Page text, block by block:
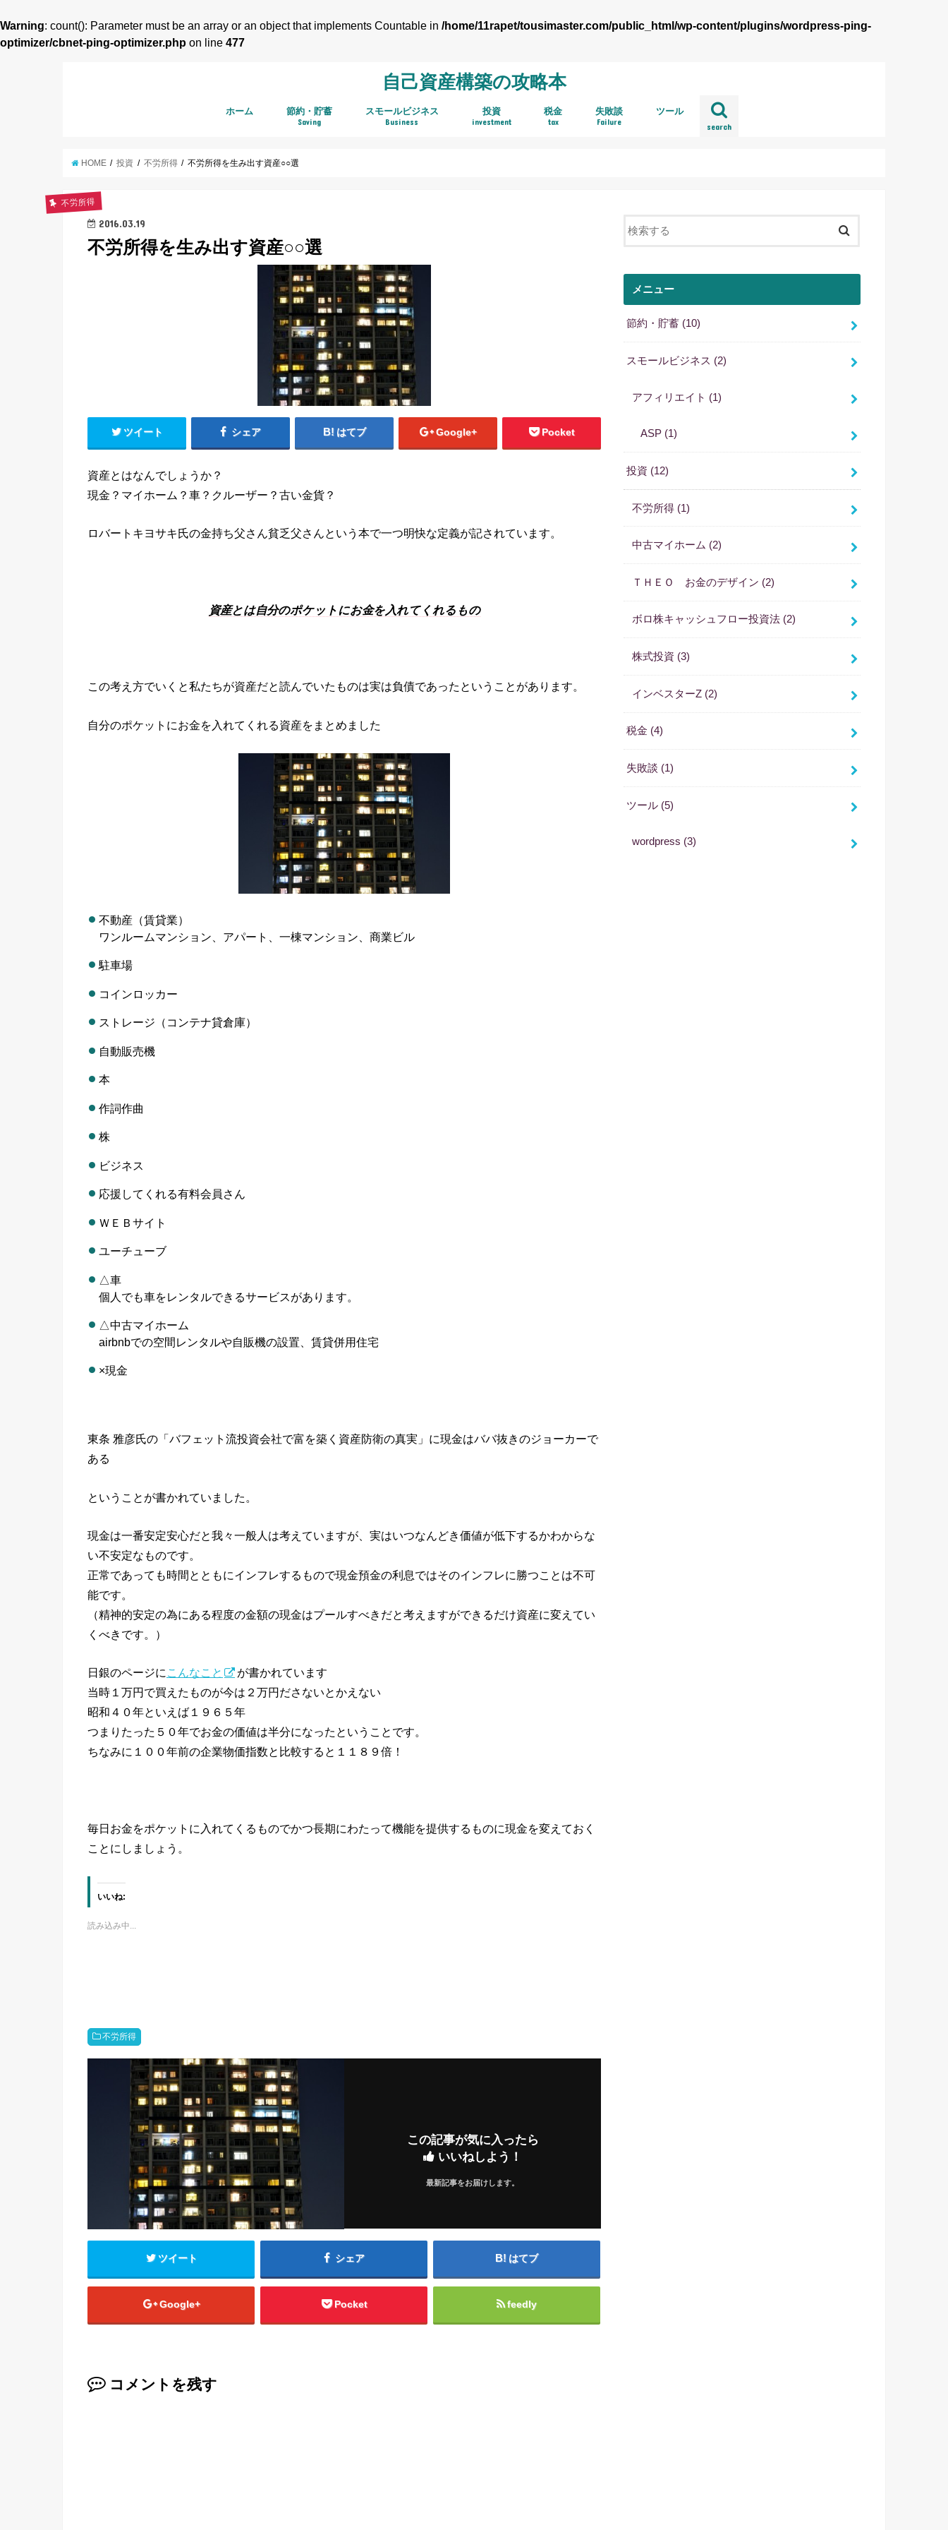
Warning: count(): Parameter must be an array or an object that implements Countable in /home/11rapet/tousimaster.com/public_html/wp-content/plugins/wordpress-ping-
optimizer/cbnet-ping-optimizer.php on line 477
自己資産構築の攻略本
search
ホーム 節約・貯蓄
Saving
スモールビジネス
Business
投資
investment
税金
tax
失敗談
Failure
ツール
HOME 投資 不労所得 不労所得を生み出す資産○○選
不労所得
2016.03.19
不労所得を生み出す資産○○選
ツイート シェア はてブ Google+ Pocket
資産とはなんでしょうか？
現金？マイホーム？車？クルーザー？古い金貨？
ロバートキヨサキ氏の金持ち父さん貧乏父さんという本で一つ明快な定義が記されています。
資産とは自分のポケットにお金を入れてくれるもの
この考え方でいくと私たちが資産だと読んでいたものは実は負債であったということがあります。
自分のポケットにお金を入れてくれる資産をまとめました
不動産（賃貸業）
ワンルームマンション、アパート、一棟マンション、商業ビル
駐車場
コインロッカー
ストレージ（コンテナ貸倉庫）
自動販売機
本
作詞作曲
株
ビジネス
応援してくれる有料会員さん
ＷＥＢサイト
ユーチューブ
△車
個人でも車をレンタルできるサービスがあります。
△中古マイホーム
airbnbでの空間レンタルや自販機の設置、賃貸併用住宅
×現金
東条 雅彦氏の「バフェット流投資会社で富を築く資産防衛の真実」に現金はババ抜きのジョーカーで
ある
ということが書かれていました。
現金は一番安定安心だと我々一般人は考えていますが、実はいつなんどき価値が低下するかわからな
い不安定なものです。
正常であっても時間とともにインフレするもので現金預金の利息ではそのインフレに勝つことは不可
能です。
（精神的安定の為にある程度の金額の現金はプールすべきだと考えますができるだけ資産に変えてい
くべきです。）
日銀のページに こんなこと
が書かれています
当時１万円で買えたものが今は２万円ださないとかえない
昭和４０年といえば１９６５年
つまりたった５０年でお金の価値は半分になったということです。
ちなみに１００年前の企業物価指数と比較すると１１８９倍！
毎日お金をポケットに入れてくるものでかつ長期にわたって機能を提供するものに現金を変えておく
ことにしましょう。
いいね:
読み込み中...
不労所得
この記事が気に入ったら
いいねしよう！
最新記事をお届けします。
ツイート シェア はてブ
Google+ Pocket feedly
コメントを残す
メニュー
節約・貯蓄 (10)
スモールビジネス (2)
アフィリエイト (1)
ASP (1)
投資 (12)
不労所得 (1)
中古マイホーム (2)
ＴＨＥＯ お金のデザイン (2)
ボロ株キャッシュフロー投資法 (2)
株式投資 (3)
インベスターZ (2)
税金 (4)
失敗談 (1)
ツール (5)
wordpress (3)